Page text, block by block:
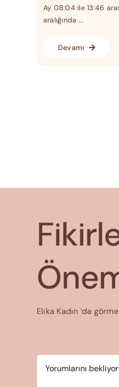
Ay 08:04 ile 13:46
aralığında ...
Devamı
Elika Kadın ‘da